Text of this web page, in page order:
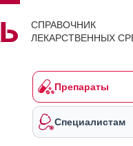
СПРАВОЧНИК
ЛЕКАРСТВЕННЫХ
Препараты
Специалистам